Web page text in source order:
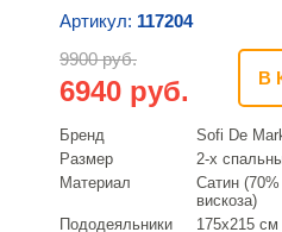
Артикул: 117204
9900 руб.
6940 руб. В
Бренд
Sofi De
Размер
2-х
Материал
Сатин
вискоза)
Пододеяльники
175х215